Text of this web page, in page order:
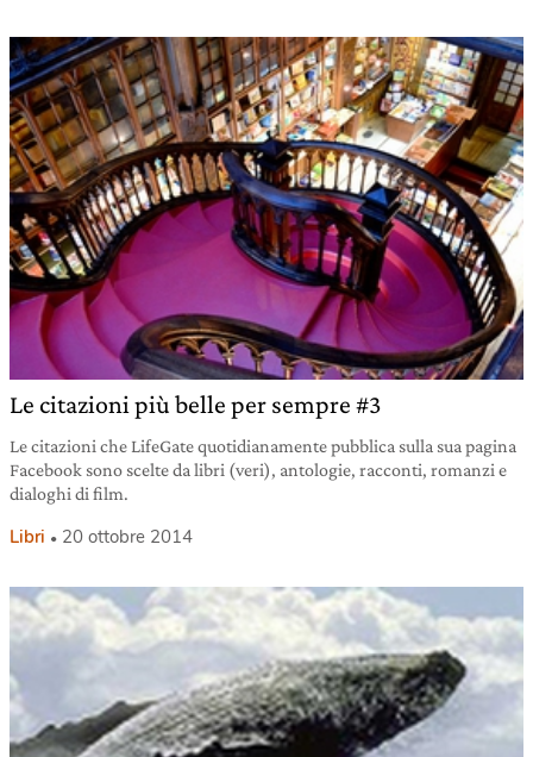
Le citazioni più belle per sempre #3
Le citazioni che LifeGate quotidianamente pubblica sulla sua pagina
Facebook sono scelte da libri (veri), antologie, racconti, romanzi e
dialoghi di film.
Libri 20 ottobre 2014